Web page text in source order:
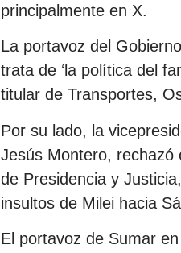
principalmente en X.
La portavoz del
trata de ‘la política del
titular de Transportes,
Por su lado, la
Jesús Montero, rechazó
de Presidencia y
insultos de Milei hacia
El portavoz de Sumar